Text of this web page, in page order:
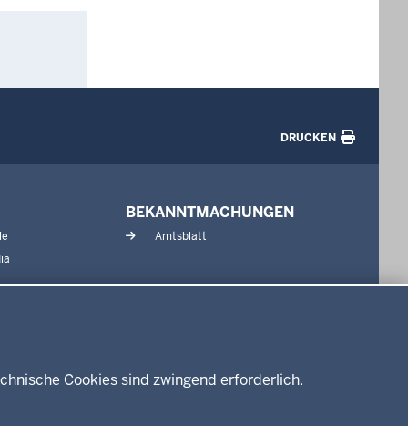
Cookies sind zwingend erforderlich.
DRUCKEN
BEKANNTMACHUNGEN
Amtsblatt